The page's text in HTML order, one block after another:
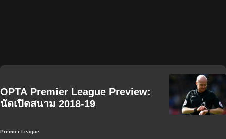
OPTA Premier League Preview:
นัดเปิดสนาม 2018-19
Premier League